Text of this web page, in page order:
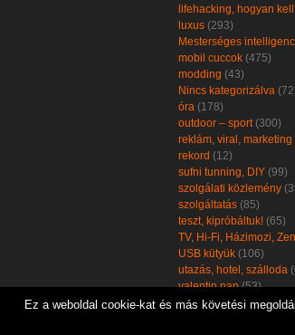
lifehacking, hogyan
luxus (293)
Mesterséges
mobil cuccok (475)
modding (43)
Nincs kategorizálva
óra (178)
outdoor – sport(300)
reklám, viral, marketing
rekord (12)
sufni tunning, DIY (99)
szolgálati közlemény
szolgáltatás (85)
teszt, kipróbáltuk! (65)
TV, Hi-Fi, Házimozi,
USB kütyük (106)
utazás, hotel, szálloda
valentin nap(53)
zöld, öko,
Ez a weboldal cookie-kat és más követési